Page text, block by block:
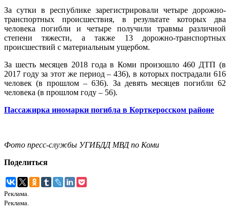
За сутки в республике зарегистрировали четыре дорожно-
транспортных происшествия, в результате которых два
человека погибли и четыре получили травмы различной
степени тяжести, а также 13 дорожно-транспортных
происшествий с материальным ущербом.
За шесть месяцев 2018 года в Коми произошло 460 ДТП (в
2017 году за этот же период – 436), в которых пострадали 616
человек (в прошлом – 636). За девять месяцев погибли 62
человека (в прошлом году – 56).
Пассажирка иномарки погибла в Корткеросском районе
Фото пресс-службы УГИБДД МВД по Коми
Поделиться
Реклама.
Реклама.